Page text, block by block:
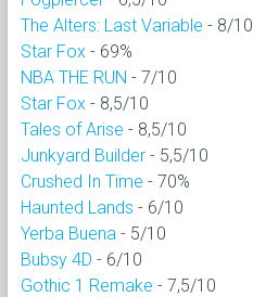
The Alters: Last Variable - 8/10
Star Fox - 69%
NBA THE RUN - 7/10
Star Fox - 8,5/10
Tales of Arise - 8,5/10
Junkyard Builder - 5,5/10
Crushed In Time - 70%
Haunted Lands - 6/10
Yerba Buena - 5/10
Bubsy 4D - 6/10
Gothic 1 Remake - 7,5/10